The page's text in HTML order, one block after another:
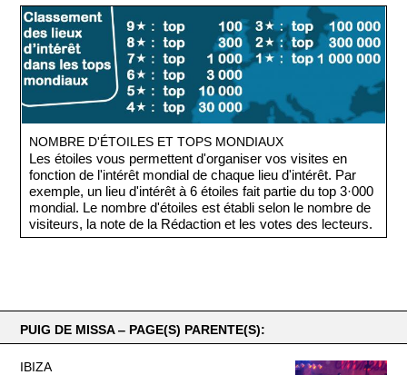
NOMBRE D'ÉTOILES ET TOPS MONDIAUX
Les étoiles vous permettent d'organiser vos visites en
fonction de l'intérêt mondial de chaque lieu d'intérêt. Par
exemple, un lieu d'intérêt à 6 étoiles fait partie du top 3·000
mondial. Le nombre d'étoiles est établi selon le nombre de
visiteurs, la note de la Rédaction et les votes des lecteurs.
PUIG DE MISSA ‒ PAGE(S) PARENTE(S):
IBIZA